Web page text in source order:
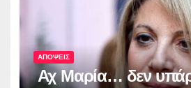
ΑΠΟΨΕΙΣ
Αχ Μαρία… δεν